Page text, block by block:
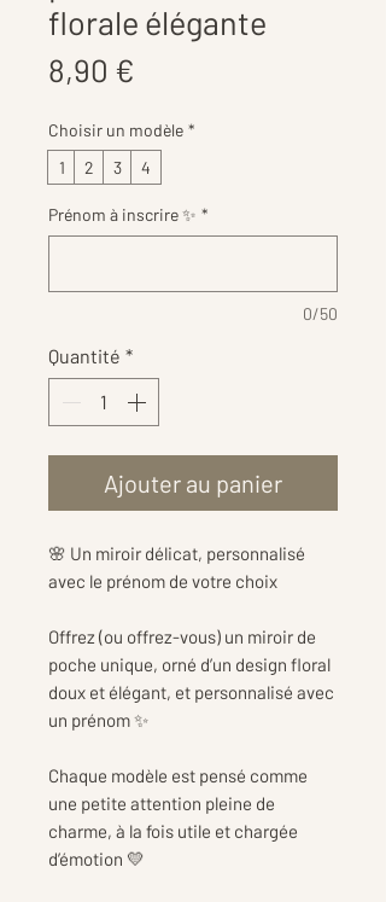
florale élégante
8,90 €
Choisir un modèle *
1
2 3 4
Prénom à inscrire ✨ *
0/50
Quantité *
Ajouter au panier
🌸 Un miroir délicat, personnalisé
avec le prénom de votre choix
Offrez (ou offrez-vous) un miroir de
poche unique, orné d’un design floral
doux et élégant, et personnalisé avec
un prénom ✨
Chaque modèle est pensé comme
une petite attention pleine de
charme, à la fois utile et chargée
d’émotion 💛